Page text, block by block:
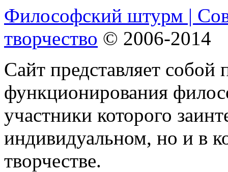
Философский штурм |
творчество © 2006-2014
Сайт представляет собой
функционирования
участники которого
индивидуальном, но и в
творчестве.